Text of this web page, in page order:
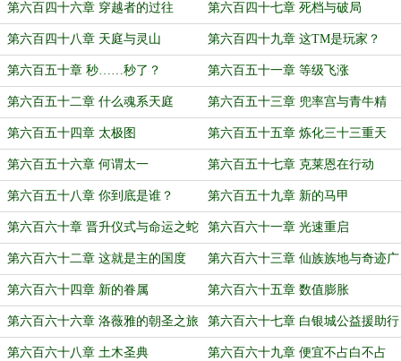
第六百四十六章 穿越者的过往 第六百四十七章 死档与破局
第六百四十八章 天庭与灵山 第六百四十九章 这TM是玩家？
第六百五十章 秒……秒了？ 第六百五十一章 等级飞涨
第六百五十二章 什么魂系天庭 第六百五十三章 兜率宫与青牛精
第六百五十四章 太极图 第六百五十五章 炼化三十三重天
第六百五十六章 何谓太一 第六百五十七章 克莱恩在行动
第六百五十八章 你到底是谁？ 第六百五十九章 新的马甲
第六百六十章 晋升仪式与命运之蛇
（二合一）
第六百六十一章 光速重启
第六百六十二章 这就是主的国度
吗？
第六百六十三章 仙族族地与奇迹广
场
第六百六十四章 新的眷属 第六百六十五章 数值膨胀
第六百六十六章 洛薇雅的朝圣之旅 第六百六十七章 白银城公益援助行
动
第六百六十八章 土木圣典 第六百六十九章 便宜不占白不占